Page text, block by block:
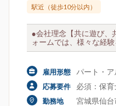
駅近（徒歩10分以内）
●会社理念【共に遊び、
ォームでは、様々な経
雇用形態 パート・ア
応募要件 必須：保育
勤務地
宮城県仙